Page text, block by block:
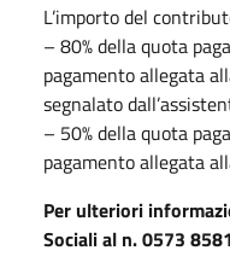
L’importo del
– 80% della quota
pagamento allegata
segnalato
– 50% della quota
pagamento allegata
Per ulteriori
Sociali al n. 0573